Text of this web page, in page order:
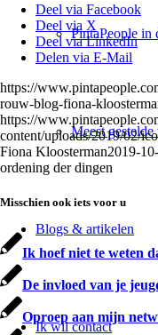
PintaPeople in
Meest gestelde
Blogs & artikelen
Ik wil contact
Deel via Facebook
Deel via X
Deel via LinkedIn
Delen via E-Mail
https://
rouw-blog-fiona-
https://
content/uploads/2019/02/
Fiona Kloosterman2019-
ordening der dingen
Misschien ook iets voor u
Ik hoef niet te weten
De invloed van je
Oproep aan mijn